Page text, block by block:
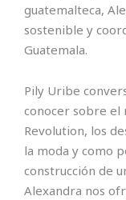
guatemalteca,
sostenible y
Guatemala.
Pily Uribe
conocer sobre el
Revolution, los
la moda y como
construcción de
Alexandra nos